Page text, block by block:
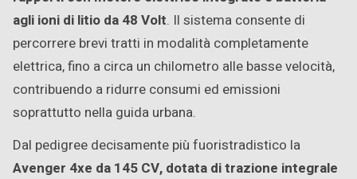
agli ioni di litio da 48 Volt. Il sistema consente di
percorrere brevi tratti in modalità completamente
elettrica, fino a circa un chilometro alle basse velocità,
contribuendo a ridurre consumi ed emissioni
soprattutto nella guida urbana.
Dal pedigree decisamente più fuoristradistico la
Avenger 4xe da 145 CV, dotata di trazione integrale